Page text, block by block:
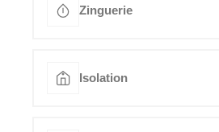
Zinguerie
Isolation